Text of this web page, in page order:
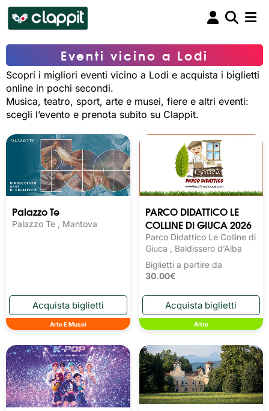
Eventi vicino a Lodi
Scopri i migliori eventi vicino a Lodi e acquista i biglietti
online in pochi secondi.
Musica, teatro, sport, arte e musei, fiere e altri eventi:
scegli l’evento e prenota subito su Clappit.
Palazzo Te
Palazzo Te , Mantova
Arte E Musei
PARCO DIDATTICO LE
COLLINE DI GIUCA 2026
Parco Didattico Le Colline di
Giuca , Baldissero d’Alba
Biglietti a partire da
30.00€
Altro